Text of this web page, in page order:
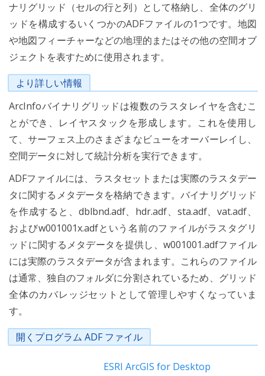
ナリグリッド（セルの行と列）として格納し、全体のグリ
ッドを構成するいくつかのADFファイルの1つです。地図
や地図フィーチャーなどの地理的またはその他の空間オブ
ジェクトを表すために使用されます。
より詳しい情報
ArcInfoバイナリグリッドは複数のラスタレイヤを含むこ
とができ、レイヤスタックを形成します。これを使用し
て、サーフェス上のさまざまなビューをオーバーレイし、
空間データに対して統計分析を実行できます。
ADFファイルには、ラスタセットまたは実際のラスタデー
タに関するメタデータを格納できます。バイナリグリッド
を作成すると、dblbnd.adf、hdr.adf、sta.adf、vat.adf、
およびw001001x.adfという名前のファイルがラスタグリ
ッドに関するメタデータを提供し、w001001.adfファイル
には実際のラスタデータが含まれます。これらのファイル
は通常、独自のフォルダに分割されているため、グリッド
全体のカバレッジセットとして管理しやすくなっていま
す。
開くプログラム ADF ファイル
ESRI ArcGIS for Desktop